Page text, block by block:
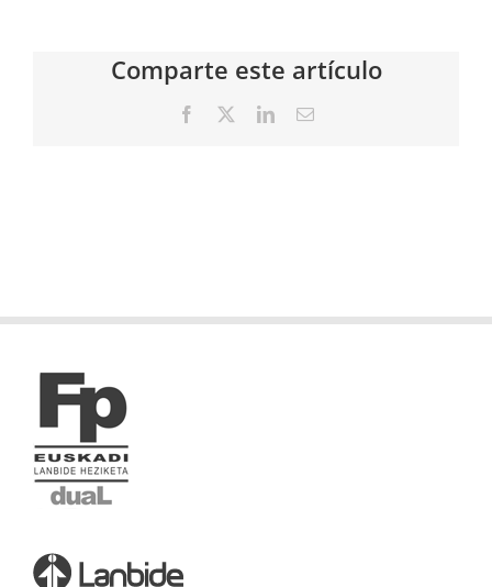
Comparte este artículo
Facebook LinkedInCorreo